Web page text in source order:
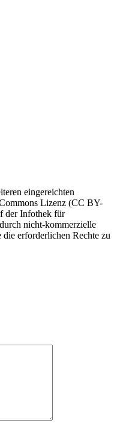
eingereichten
Lizenz (CC BY-
der Infothek für
nicht-kommerzielle
erforderlichen Rechte zu